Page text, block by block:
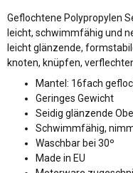
Geflochtene Polypropylen
leicht, schwimmfähig und
leicht glänzende,
knoten, knüpfen,
Mantel: 16fach
Geringes Gewicht
Seidig glänzende
Schwimmfähig,
Waschbar bei 30º
Made in EU